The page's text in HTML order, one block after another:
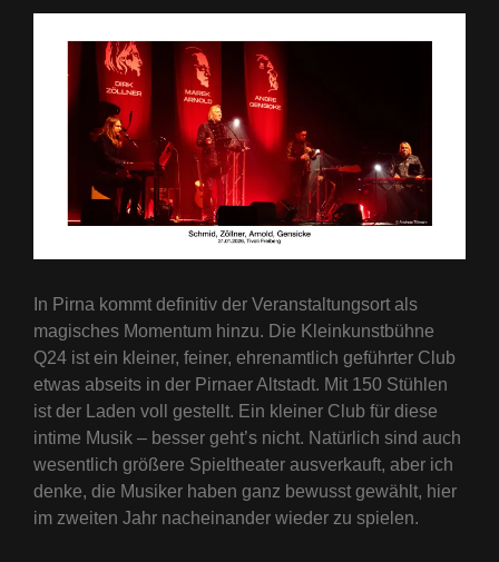
In Pirna kommt definitiv der Veranstaltungsort als
magisches Momentum hinzu. Die Kleinkunstbühne
Q24 ist ein kleiner, feiner, ehrenamtlich geführter Club
etwas abseits in der Pirnaer Altstadt. Mit 150 Stühlen
ist der Laden voll gestellt. Ein kleiner Club für diese
intime Musik – besser geht’s nicht. Natürlich sind auch
wesentlich größere Spieltheater ausverkauft, aber ich
denke, die Musiker haben ganz bewusst gewählt, hier
im zweiten Jahr nacheinander wieder zu spielen.